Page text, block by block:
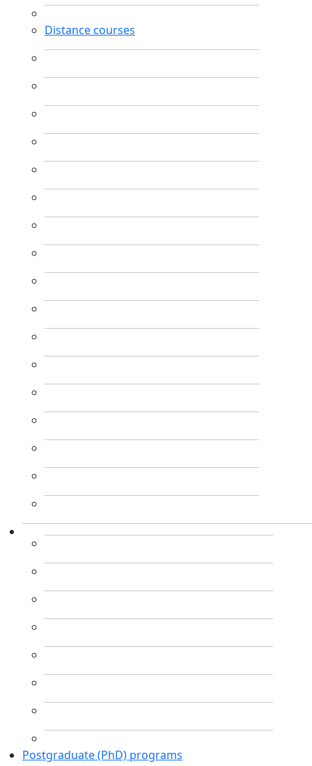
Distance courses
Postgraduate (PhD) programs